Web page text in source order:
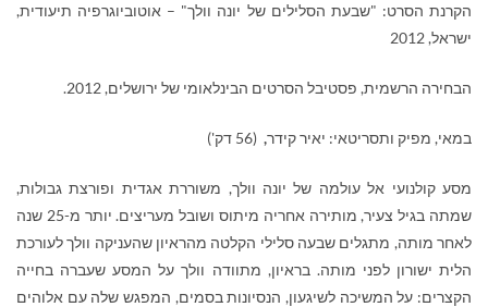
הקרנת הסרט: "שבעת הסלילים של יונה וולך" – אוטוביוגרפיה תיעודית,
ישראל2012 ,
הבחירה הרשמית, פסטיבל הסרטים הבינלאומי של ירושלים, 2012 .
במאי, מפיק ותסריטאי: יאיר קידר, (56 דק')
מסע קולנועי אל עולמה של יונה וולך, משוררת אגדית ופורצת גבולות,
שמתה בגיל צעיר, מותירה אחריה מיתוס ושובל מעריצים. יותר מ-25 שנה
לאחר מותה, מתגלים שבעה סלילי הקלטה מהראיון שהעניקה וולך לעורכת
הלית ישורון לפני מותה. בראיון, מתוודה וולך על המסע שעברה בחייה
הקצרים: על המשיכה לשיגעון, הנסיונות בסמים, המפגש שלה עם אלוהים